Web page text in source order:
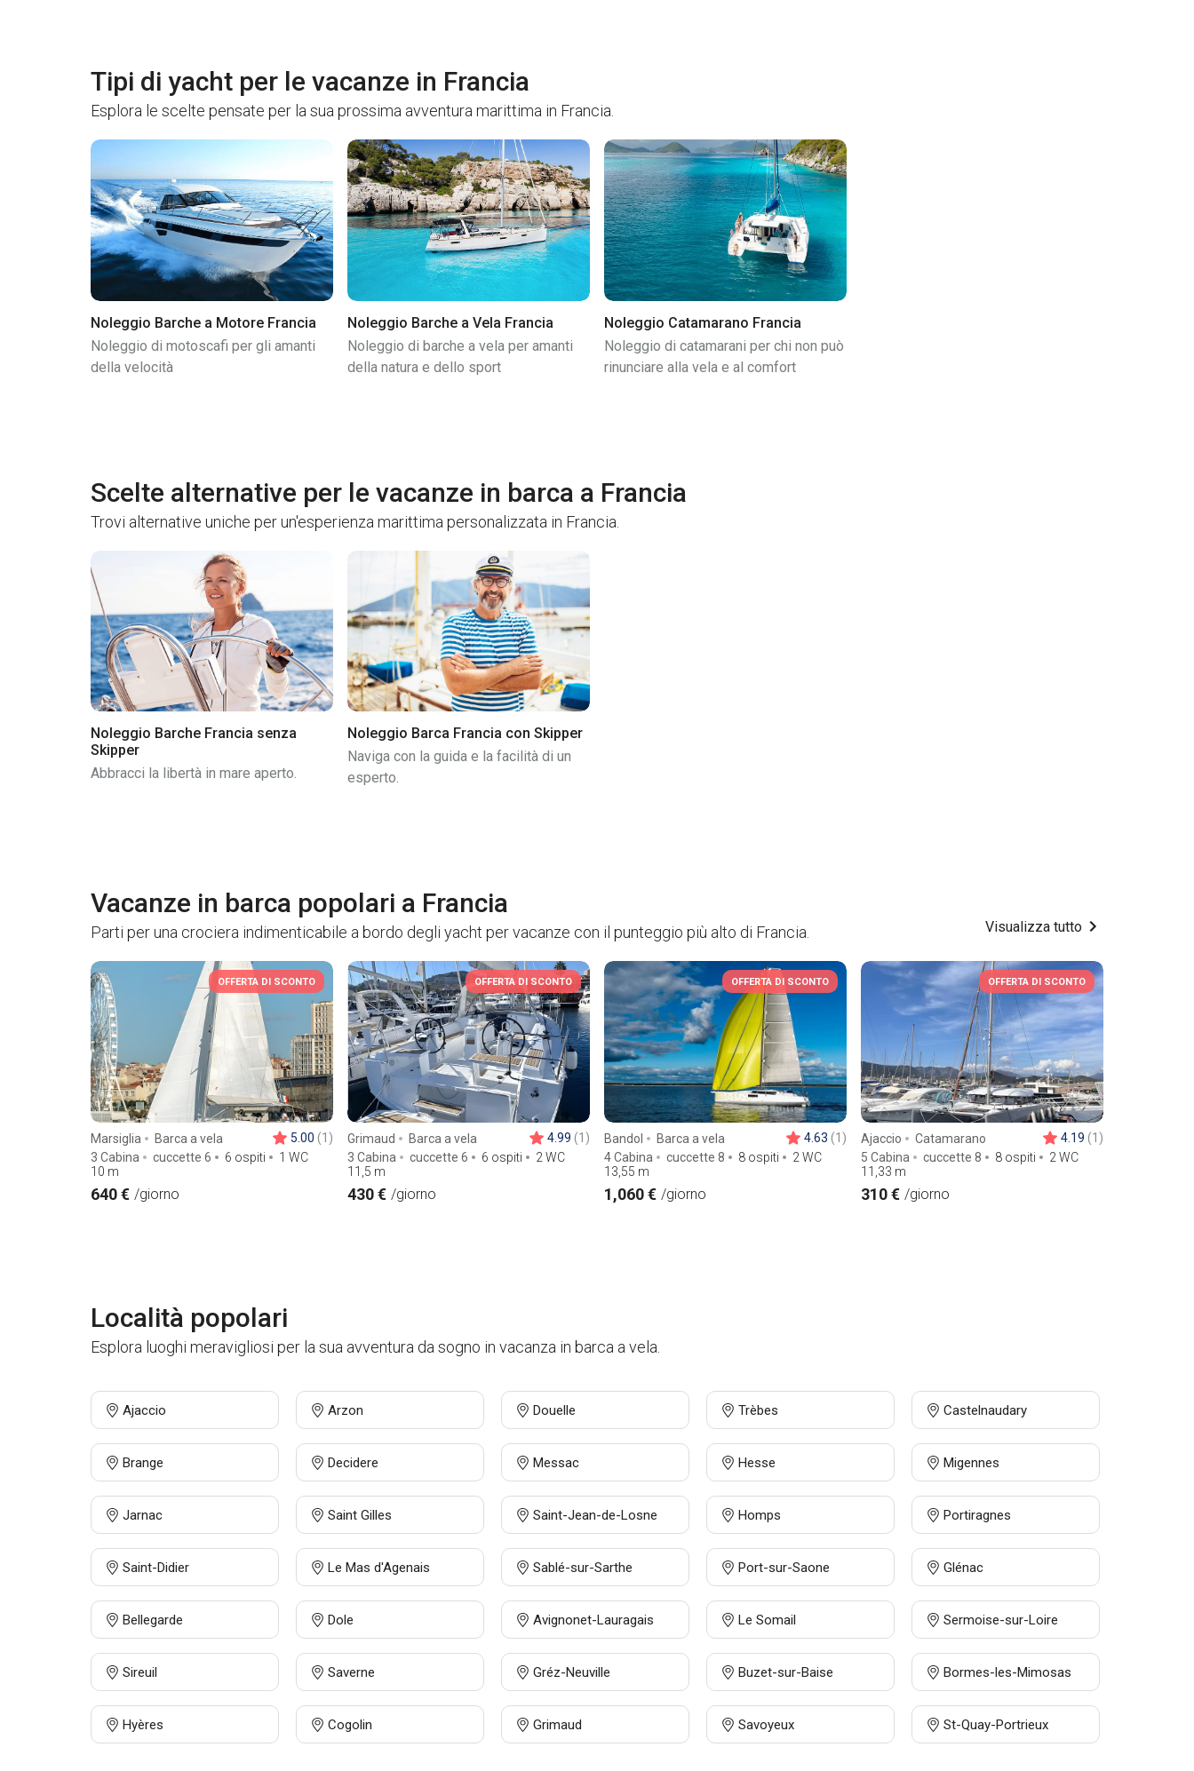
Tipi di yacht per le vacanze in Francia
Esplora le scelte pensate per la sua prossima avventura marittima in Francia.
Noleggio Barche a Motore Francia
Noleggio di motoscafi per gli amanti
della velocità
Noleggio Barche a Vela Francia
Noleggio di barche a vela per amanti
della natura e dello sport
Noleggio Catamarano Francia
Noleggio di catamarani per chi non può
rinunciare alla vela e al comfort
Scelte alternative per le vacanze in barca a Francia
Trovi alternative uniche per un'esperienza marittima personalizzata in Francia.
Noleggio Barche Francia senza
Skipper
Abbracci la libertà in mare aperto.
Noleggio Barca Francia con Skipper
Naviga con la guida e la facilità di un
esperto.
Vacanze in barca popolari a Francia
Parti per una crociera indimenticabile a bordo degli yacht per vacanze con il punteggio più alto di Francia.
OFFERTA DI SCONTO
Marsiglia
Barca a vela
3 Cabina
cuccette 6 6 ospiti
1 WC
10 m
640 € /giorno
5.00 (1)
OFFERTA DI SCONTO
Grimaud
Barca a vela
3 Cabina
cuccette 6 6 ospiti
2 WC
11,5 m
430 € /giorno
4.99 (1)
OFFERTA DI SCONTO
Bandol
Barca a vela
4 Cabina
cuccette 8 8 ospiti
2 WC
13,55 m
1,060 € /giorno
4.63 (1)
OFFERTA DI SCONTO
Ajaccio
Catamarano
5 Cabina
cuccette 8 8 ospiti
2 WC
11,33 m
310 € /giorno
4.19 (1)
Visualizza tutto
Località popolari
Esplora luoghi meravigliosi per la sua avventura da sogno in vacanza in barca a vela.
Ajaccio Arzon Douelle Trèbes Castelnaudary
Brange Decidere Messac Hesse Migennes
Jarnac Saint Gilles Saint-Jean-de-Losne Homps Portiragnes
Saint-Didier Le Mas d'Agenais Sablé-sur-Sarthe Port-sur-Saone Glénac
Bellegarde Dole Avignonet-Lauragais Le Somail Sermoise-sur-Loire
Sireuil Saverne Gréz-Neuville Buzet-sur-Baise Bormes-les-Mimosas
Hyères Cogolin Grimaud Savoyeux St-Quay-Portrieux